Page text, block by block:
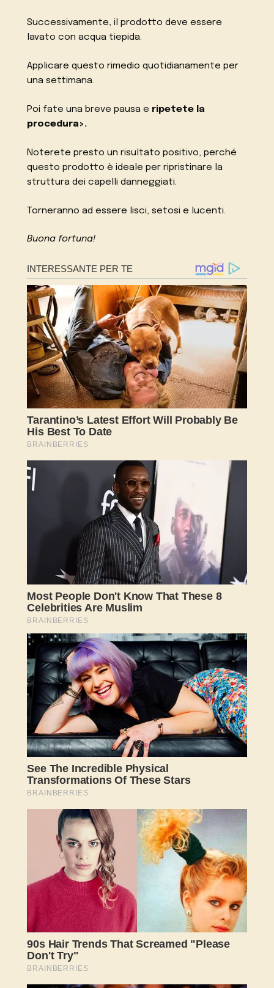
Successivamente, il prodotto deve essere
lavato con acqua tiepida.
Applicare questo rimedio quotidianamente per
una settimana.
Poi fate una breve pausa e ripetete la
procedura>.
Noterete presto un risultato positivo, perché
questo prodotto è ideale per ripristinare la
struttura dei capelli danneggiati.
Torneranno ad essere lisci, setosi e lucenti.
Buona fortuna!